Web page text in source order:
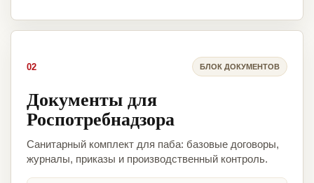
02 БЛОК ДОКУМЕНТОВ
Документы для
Роспотребнадзора
Санитарный комплект для паба: базовые договоры,
журналы, приказы и производственный контроль.